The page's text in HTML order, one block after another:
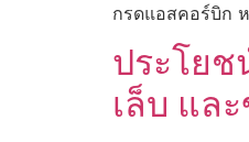
กรดแอสคอร์บิก
ประโยช
เล็บ แล